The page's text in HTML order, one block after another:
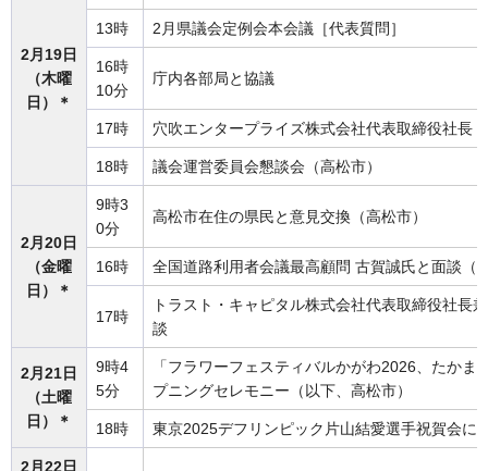
2月19日
（木曜
日）＊
13時 2月県議会定例会本会議［代表質問］
16時
10分
庁内各部局と協議
17時 穴吹エンタープライズ株式会社代表取締役社長
18時 議会運営委員会懇談会（高松市）
2月20日
（金曜
日）＊
9時3
0分
高松市在住の県民と意見交換（高松市）
16時 全国道路利用者会議最高顧問 古賀誠氏と面談（
17時
トラスト・キャピタル株式会社代表取締役社長
談
2月21日
（土曜
日）＊
9時4
5分
「フラワーフェスティバルかがわ2026、たか
プニングセレモニー（以下、高松市）
18時 東京2025デフリンピック片山結愛選手祝賀会に
2月22日